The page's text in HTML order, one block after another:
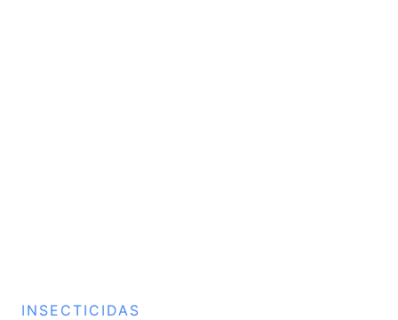
INSECTICIDAS